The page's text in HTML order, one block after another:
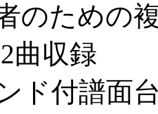
のため
収録
ド付譜面